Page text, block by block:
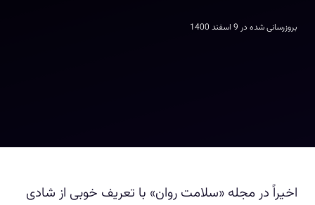
بروزرسانی شده در 9 اسفند 1400
اخیراً در مجله «سلامت روان» با تعریف خوبی از شادی